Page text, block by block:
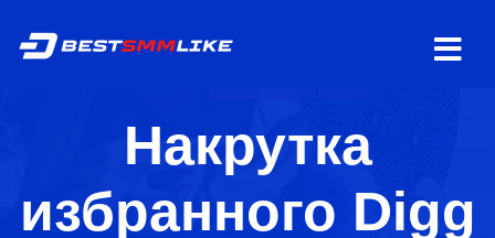
Накрутка
избранного Digg